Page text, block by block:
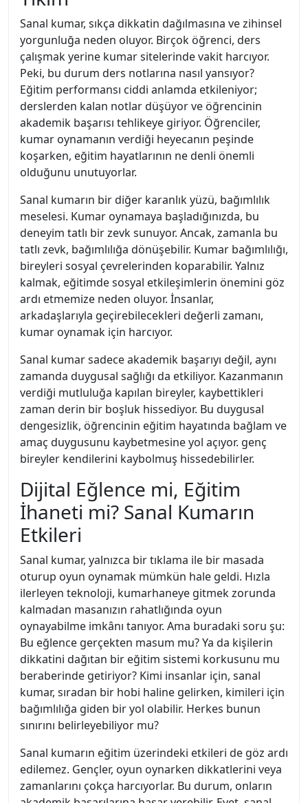
Sanal kumar, sıkça dikkatin dağılmasına ve zihinsel
yorgunluğa neden oluyor. Birçok öğrenci, ders
çalışmak yerine kumar sitelerinde vakit harcıyor.
Peki, bu durum ders notlarına nasıl yansıyor?
Eğitim performansı ciddi anlamda etkileniyor;
derslerden kalan notlar düşüyor ve öğrencinin
akademik başarısı tehlikeye giriyor. Öğrenciler,
kumar oynamanın verdiği heyecanın peşinde
koşarken, eğitim hayatlarının ne denli önemli
olduğunu unutuyorlar.
Sanal kumarın bir diğer karanlık yüzü, bağımlılık
meselesi. Kumar oynamaya başladığınızda, bu
deneyim tatlı bir zevk sunuyor. Ancak, zamanla bu
tatlı zevk, bağımlılığa dönüşebilir. Kumar bağımlılığı,
bireyleri sosyal çevrelerinden koparabilir. Yalnız
kalmak, eğitimde sosyal etkileşimlerin önemini göz
ardı etmemize neden oluyor. İnsanlar,
arkadaşlarıyla geçirebilecekleri değerli zamanı,
kumar oynamak için harcıyor.
Sanal kumar sadece akademik başarıyı değil, aynı
zamanda duygusal sağlığı da etkiliyor. Kazanmanın
verdiği mutluluğa kapılan bireyler, kaybettikleri
zaman derin bir boşluk hissediyor. Bu duygusal
dengesizlik, öğrencinin eğitim hayatında bağlam ve
amaç duygusunu kaybetmesine yol açıyor. genç
bireyler kendilerini kaybolmuş hissedebilirler.
Dijital Eğlence mi, Eğitim
İhaneti mi? Sanal Kumarın
Etkileri
Sanal kumar, yalnızca bir tıklama ile bir masada
oturup oyun oynamak mümkün hale geldi. Hızla
ilerleyen teknoloji, kumarhaneye gitmek zorunda
kalmadan masanızın rahatlığında oyun
oynayabilme imkânı tanıyor. Ama buradaki soru şu:
Bu eğlence gerçekten masum mu? Ya da kişilerin
dikkatini dağıtan bir eğitim sistemi korkusunu mu
beraberinde getiriyor? Kimi insanlar için, sanal
kumar, sıradan bir hobi haline gelirken, kimileri için
bağımlılığa giden bir yol olabilir. Herkes bunun
sınırını belirleyebiliyor mu?
Sanal kumarın eğitim üzerindeki etkileri de göz ardı
edilemez. Gençler, oyun oynarken dikkatlerini veya
zamanlarını çokça harcıyorlar. Bu durum, onların